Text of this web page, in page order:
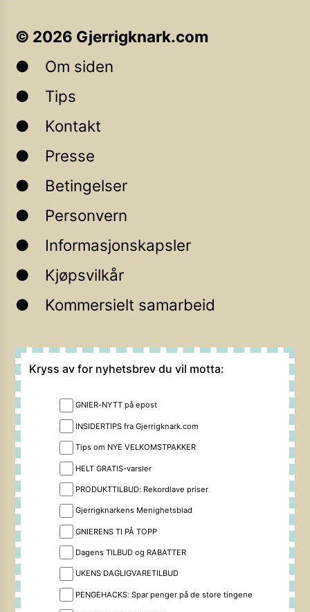
© 2026 Gjerrigknark.com
Om siden
Tips
Kontakt
Presse
Betingelser
Personvern
Informasjonskapsler
Kjøpsvilkår
Kommersielt samarbeid
Kryss av for nyhetsbrev du vil motta:
GNIER-NYTT på epost
INSIDERTIPS fra Gjerrigknark.com
Tips om NYE VELKOMSTPAKKER
HELT GRATIS-varsler
PRODUKTTILBUD: Rekordlave priser
Gjerrigknarkens Menighetsblad
GNIERENS TI PÅ TOPP
Dagens TILBUD og RABATTER
UKENS DAGLIGVARETILBUD
PENGEHACKS: Spar penger på de store tingene